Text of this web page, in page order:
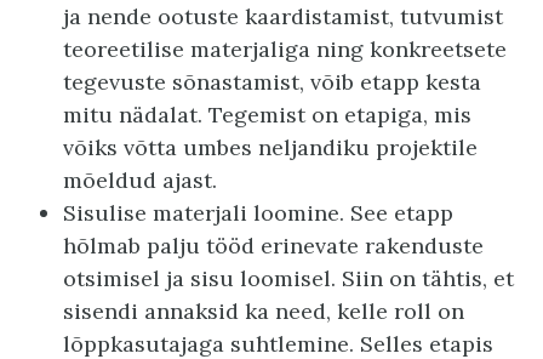
ja nende ootuste kaardistamist, tutvumist
teoreetilise materjaliga ning konkreetsete
tegevuste sõnastamist, võib etapp kesta
mitu nädalat. Tegemist on etapiga, mis
võiks võtta umbes neljandiku projektile
mõeldud ajast.
Sisulise materjali loomine. See etapp
hõlmab palju tööd erinevate rakenduste
otsimisel ja sisu loomisel. Siin on tähtis, et
sisendi annaksid ka need, kelle roll on
lõppkasutajaga suhtlemine. Selles etapis